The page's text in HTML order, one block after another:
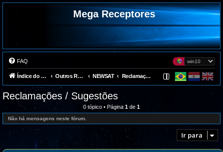
Mega Receptores
FAQ
Índice do fórum Outros Receptores NEWSAT Reclamações / Sugestões
Reclamações / Sugestões
0 tópico • Página1de 1
Não há mensagens neste fórum.
Ir para